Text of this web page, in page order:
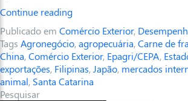
Continue reading
Publicado em Comércio Exterior,
Tags Agronegócio,agropecuária,Carne de
China,Comércio Exterior, Epagri/CEPA,
exportações, Filipinas,Japão, mercados
animal, Santa Catarina
Pesquisar